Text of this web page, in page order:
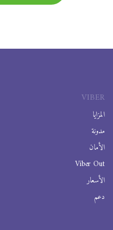
VIBER
المزايا
مدونة
الأمان
Viber Out
الأسعار
دعم